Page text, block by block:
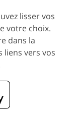
lisser vos
votre choix.
dans la
liens vers vos